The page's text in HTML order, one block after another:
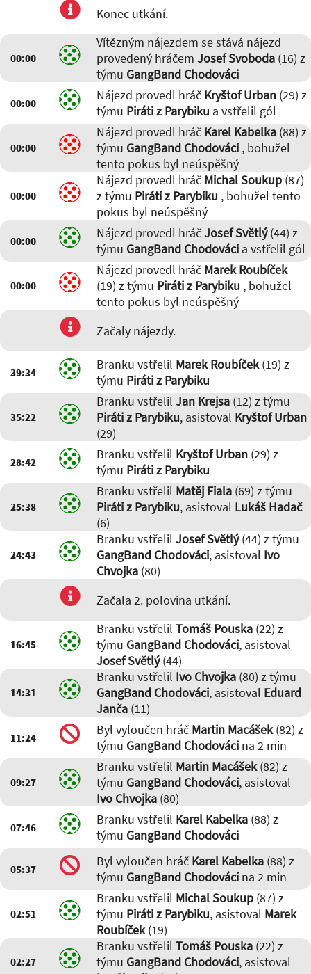
Konec utkání.
00:00
Vítězným nájezdem se stává nájezd
provedený hráčem Josef Svoboda(16) z
týmu GangBand Chodováci
00:00 Nájezd provedl hráč Kryštof Urban(29) z
týmu Piráti z Parybiku a vstřelil gól
00:00
Nájezd provedl hráč Karel Kabelka(88) z
týmu GangBand Chodováci, bohužel
tento pokus byl neúspěšný
00:00
Nájezd provedl hráč Michal Soukup(87)
z týmu Piráti z Parybiku , bohužel tento
pokus byl neúspěšný
00:00 Nájezd provedl hráčJosef Světlý(44) z
týmu GangBand Chodovácia vstřelil gól
00:00
Nájezd provedl hráč Marek Roubíček
(19) z týmu Piráti z Parybiku , bohužel
tento pokus byl neúspěšný
Začaly nájezdy.
39:34 Branku vstřelil Marek Roubíček(19) z
týmu Piráti z Parybiku
35:22
Branku vstřelil Jan Krejsa(12) z týmu
Piráti z Parybiku, asistoval Kryštof Urban
(29)
28:42 Branku vstřelil Kryštof Urban(29) z
týmu Piráti z Parybiku
25:38
Branku vstřelil Matěj Fiala(69) z týmu
Piráti z Parybiku, asistoval Lukáš Hadač
(6)
24:43
Branku vstřelil Josef Světlý(44) z týmu
GangBand Chodováci, asistoval Ivo
Chvojka(80)
Začala 2. polovina utkání.
16:45
Branku vstřelil Tomáš Pouska(22) z
týmu GangBand Chodováci, asistoval
Josef Světlý(44)
14:31
Branku vstřelil Ivo Chvojka(80) z týmu
GangBand Chodováci, asistoval Eduard
Janča(11)
11:24 Byl vyloučen hráč Martin Macášek(82) z
týmu GangBand Chodovácina 2 min
09:27
Branku vstřelil Martin Macášek(82) z
týmu GangBand Chodováci, asistoval
Ivo Chvojka(80)
07:46 Branku vstřelil Karel Kabelka(88) z
týmu GangBand Chodováci
05:37 Byl vyloučen hráč Karel Kabelka(88) z
týmu GangBand Chodovácina 2 min
02:51
Branku vstřelil Michal Soukup(87) z
týmu Piráti z Parybiku, asistoval Marek
Roubíček(19)
02:27
Branku vstřelil Tomáš Pouska(22) z
týmu GangBand Chodováci, asistoval